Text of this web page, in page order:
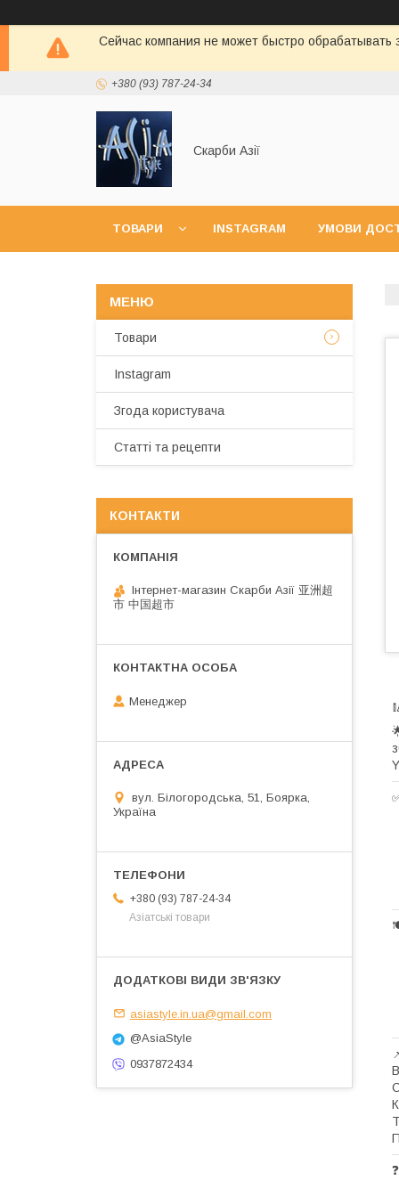
Сейчас компания не может быстро
+380 (93) 787-24-34
Скарби Азії
ТОВАРИ INSTAGRAM УМОВИ
Товари
Instagram
Згода користувача
Статті та рецепти
КОНТАКТИ
Інтернет-магазин Скарби Азії 亚洲超
市 中国超市
Менеджер
вул. Білогородська, 51, Боярка,
Україна
+380 (93) 787-24-34
Азіатські товари
asiastyle.in.ua@gmail.com
@AsiaStyle
0937872434